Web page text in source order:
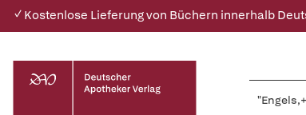
✓ Kostenlose Lieferung von Büchern innerhalb